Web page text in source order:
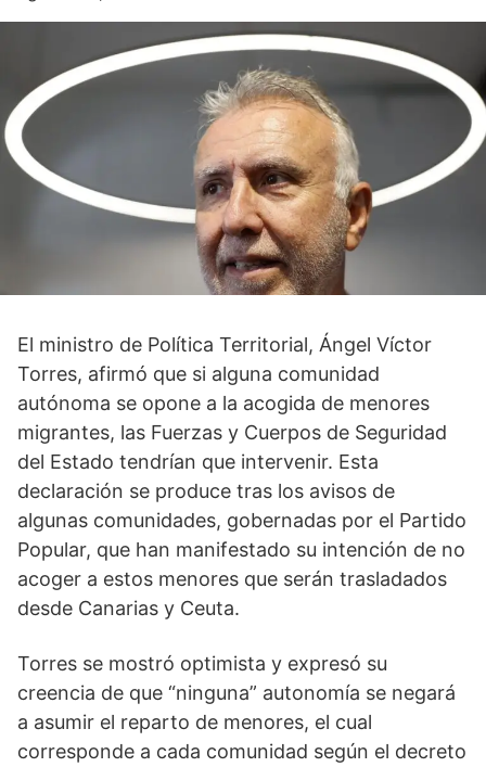
El ministro de Política Territorial, Ángel Víctor
Torres, afirmó que si alguna comunidad
autónoma se opone a la acogida de menores
migrantes, las Fuerzas y Cuerpos de Seguridad
del Estado tendrían que intervenir. Esta
declaración se produce tras los avisos de
algunas comunidades, gobernadas por el Partido
Popular, que han manifestado su intención de no
acoger a estos menores que serán trasladados
desde Canarias y Ceuta.
Torres se mostró optimista y expresó su
creencia de que “ninguna” autonomía se negará
a asumir el reparto de menores, el cual
corresponde a cada comunidad según el decreto